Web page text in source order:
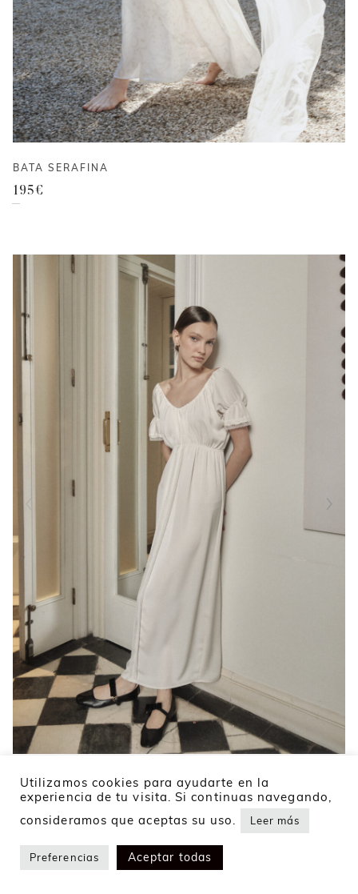
BATA SERAFINA
195€
NEW
CAMISÓN ENORA
190€
Utilizamos cookies para ayudarte en la
experiencia de tu visita. Si continuas navegando,
consideramos que aceptas su uso.
Leer más
Preferencias Aceptar todas